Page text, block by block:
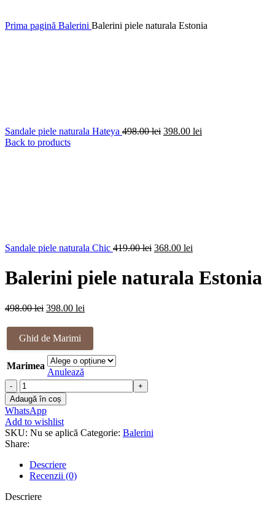
Prima pagină Balerini Balerini piele naturala Estonia
Sandale piele naturala Hateya 498.00lei Prețul
398.00 lei
Back to products
Sandale piele naturala Chic 419.00lei Prețul
fost:
368.00 lei
este:
368.00 lei.
Balerini piele naturala Estonia
498.00lei Prețul
a
fost:
498.00 lei.
398.00 lei
este:
Ghid de Marimi
Marimea
Anulează
Cantitate
Balerini
piele
naturala
Estonia
Adaugă în coș
WhatsApp
Add to wishlist
SKU: Nu se aplică Categorie: Balerini
Share:
Descriere
Recenzii (0)
Descriere